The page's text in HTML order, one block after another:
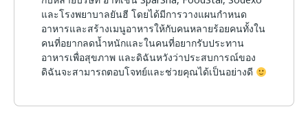
และโรงพยาบาลยันฮี โดยได้มีการวางแผนกำหนด
อาหารและสร้างเมนูอาหารให้กับคนหลายร้อยคนทั้งใน
คนที่อยากลดน้ำหนักและในคนที่อยากรับประทาน
อาหารเพื่อสุขภาพ และดิฉันหวังว่าประสบการณ์ของ
ดิฉันจะสามารถตอบโจทย์และช่วยคุณได้เป็นอย่างดี